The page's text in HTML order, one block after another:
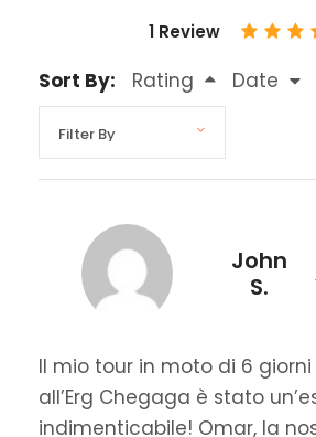
1 Review
Sort By: Rating Date
John
S.
Il mio tour in moto di 6
all’Erg Chegaga è stato
indimenticabile! Omar, la